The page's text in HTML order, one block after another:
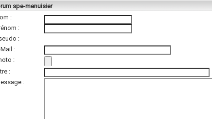
spe-menuisier
:
:
:
:
:
:
: